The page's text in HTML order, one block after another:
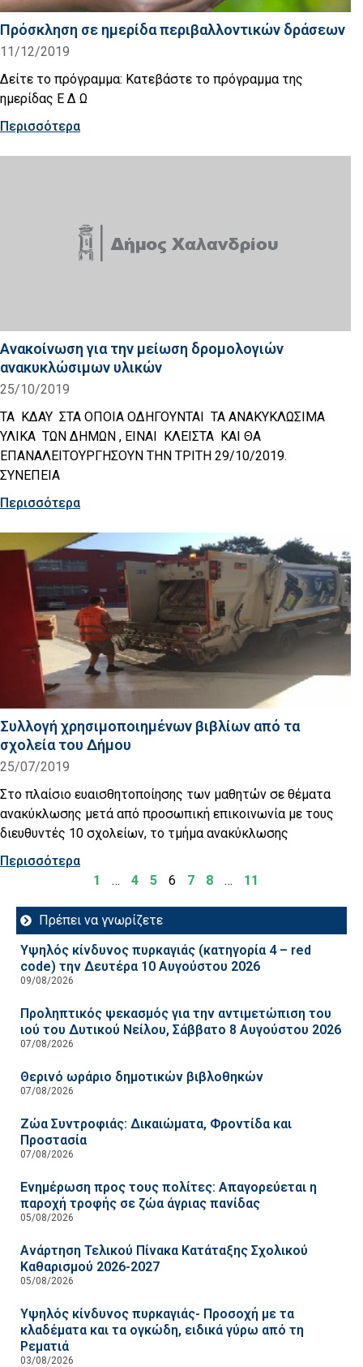
Πρόσκληση σε ημερίδα περιβαλλοντικών δράσεων
11/12/2019
Δείτε το πρόγραμμα: Κατεβάστε το πρόγραμμα της
ημερίδας Ε Δ Ω
Περισσότερα
Ανακοίνωση για την μείωση δρομολογιών
ανακυκλώσιμων υλικών
25/10/2019
ΤΑ ΚΔΑΥ ΣΤΑ ΟΠΟΙΑ ΟΔΗΓΟΥΝΤΑΙ ΤΑ ΑΝΑΚΥΚΛΩΣΙΜΑ
ΥΛΙΚΑ ΤΩΝ ΔΗΜΩΝ , ΕΙΝΑΙ ΚΛΕΙΣΤΑ ΚΑΙ ΘΑ
ΕΠΑΝΑΛΕΙΤΟΥΡΓΗΣΟΥΝ ΤΗΝ ΤΡΙΤΗ 29/10/2019.
ΣΥΝΕΠΕΙΑ
Περισσότερα
Συλλογή χρησιμοποιημένων βιβλίων από τα
σχολεία του Δήμου
25/07/2019
Στο πλαίσιο ευαισθητοποίησης των μαθητών σε θέματα
ανακύκλωσης μετά από προσωπική επικοινωνία με τους
διευθυντές 10 σχολείων, το τμήμα ανακύκλωσης
Περισσότερα
1
… 4 5 6 7 8 … 11
Πρέπει να γνωρίζετε
Υψηλός κίνδυνος πυρκαγιάς (κατηγορία 4 – red
code) την Δευτέρα 10 Αυγούστου 2026
09/08/2026
Προληπτικός ψεκασμός για την αντιμετώπιση του
ιού του Δυτικού Νείλου, Σάββατο 8 Αυγούστου 2026
07/08/2026
Θερινό ωράριο δημοτικών βιβλοθηκών
07/08/2026
Ζώα Συντροφιάς: Δικαιώματα, Φροντίδα και
Προστασία
07/08/2026
Ενημέρωση προς τους πολίτες: Απαγορεύεται η
παροχή τροφής σε ζώα άγριας πανίδας
05/08/2026
Ανάρτηση Τελικού Πίνακα Κατάταξης Σχολικού
Καθαρισμού 2026-2027
05/08/2026
Υψηλός κίνδυνος πυρκαγιάς- Προσοχή με τα
κλαδέματα και τα ογκώδη, ειδικά γύρω από τη
Ρεματιά
03/08/2026